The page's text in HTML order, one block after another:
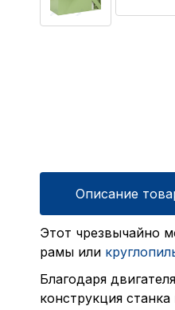
Описание
Этот чрезвычайно
рамы или
Благодаря
конструкция